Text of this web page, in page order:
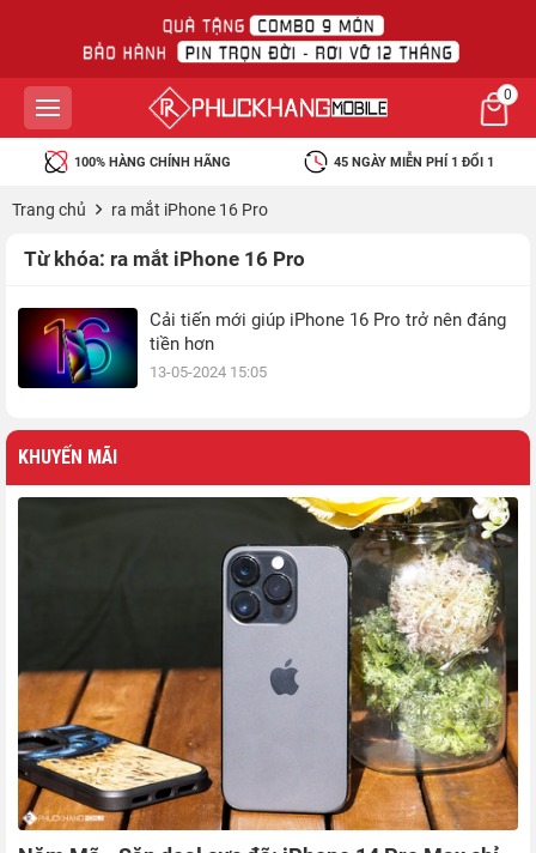
0
100% HÀNG CHÍNH HÃNG 45 NGÀY MIỄN PHÍ 1 ĐỔI 1
Trang chủ ra mắt iPhone 16 Pro
Từ khóa: ra mắt iPhone 16 Pro
Cải tiến mới giúp iPhone 16 Pro trở nên đáng
tiền hơn
13-05-2024 15:05
KHUYẾN MÃI